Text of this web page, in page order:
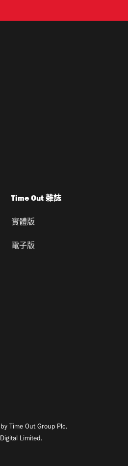
Time Out 雜誌
實體版
電子版
Time Out Group Plc.
Limited.